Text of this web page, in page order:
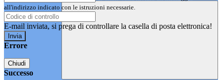
all'indirizzo indicato con le istruzioni necessarie.
E-mail inviata, si prega di controllare la casella di posta elettronica!
Errore
Chiudi
Successo